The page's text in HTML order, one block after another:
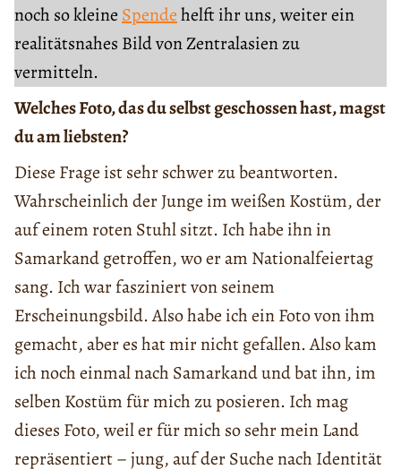
noch so kleine Spendehelft ihr uns, weiter ein
realitätsnahes Bild von Zentralasien zu
vermitteln.
Welches Foto, das du selbst geschossen hast, magst
du am liebsten?
Diese Frage ist sehr schwer zu beantworten.
Wahrscheinlich der Junge im weißen Kostüm, der
auf einem roten Stuhl sitzt. Ich habe ihn in
Samarkand getroffen, wo er am Nationalfeiertag
sang. Ich war fasziniert von seinem
Erscheinungsbild. Also habe ich ein Foto von ihm
gemacht, aber es hat mir nicht gefallen. Also kam
ich noch einmal nach Samarkand und bat ihn, im
selben Kostüm für mich zu posieren. Ich mag
dieses Foto, weil er für mich so sehr mein Land
repräsentiert – jung, auf der Suche nach Identität